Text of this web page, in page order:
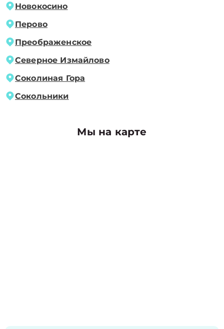
Новокосино
Перово
Преображенское
Северное Измайлово
Соколиная Гора
Сокольники
Мы на карте